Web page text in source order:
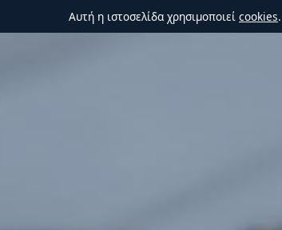
Αυτή η ιστοσελίδα χρησιμοποιεί cookies